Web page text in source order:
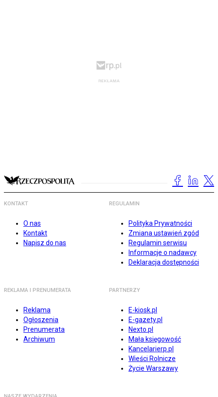
KONTAKT
O nas
Kontakt
Napisz do nas
REGULAMIN
Polityka Prywatności
Zmiana ustawień zgód
Regulamin serwisu
Informacje o nadawcy
Deklaracja dostępności
REKLAMA I PRENUMERATA
Reklama
Ogłoszenia
Prenumerata
Archiwum
PARTNERZY
E-kiosk.pl
E-gazety.pl
Nexto.pl
Mała księgowość
Kancelarierp.pl
Wieści Rolnicze
Życie Warszawy